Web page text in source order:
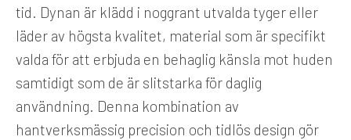
tid. Dynan är klädd i noggrant utvalda tyger eller
läder av högsta kvalitet, material som är specifikt
valda för att erbjuda en behaglig känsla mot huden
samtidigt som de är slitstarka för daglig
användning. Denna kombination av
hantverksmässig precision och tidlös design gör